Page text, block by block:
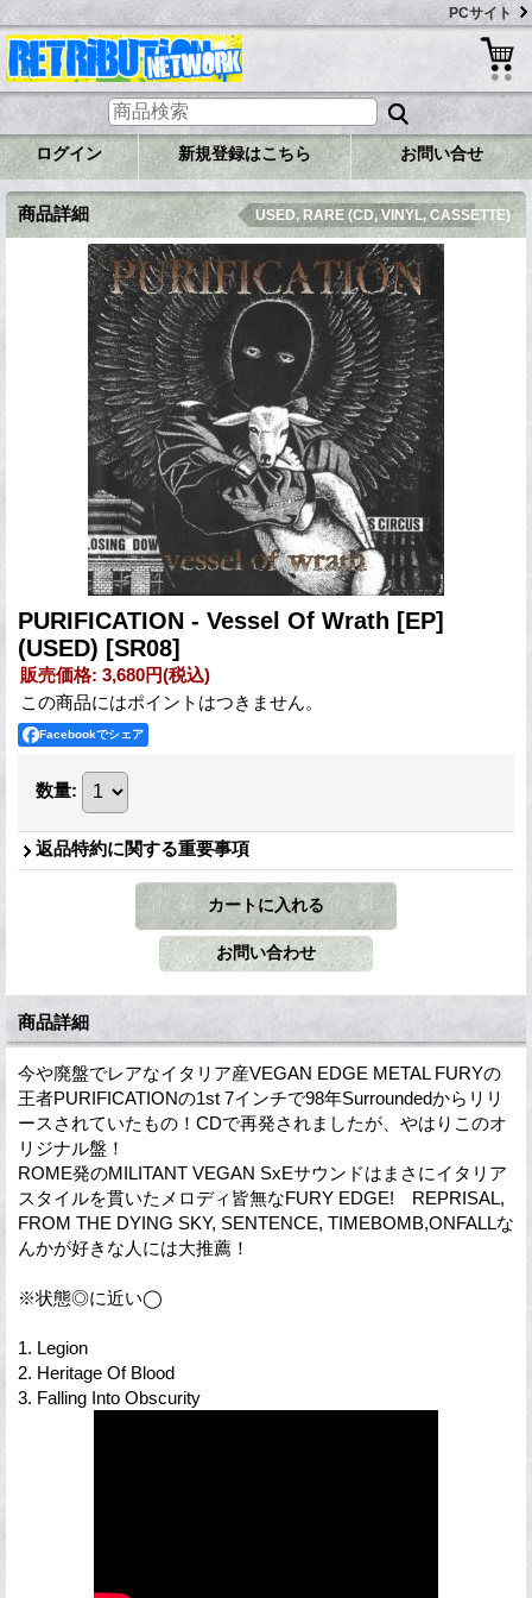
PCサイト
ログイン 新規登録はこちら お問い合せ
商品詳細 USED, RARE (CD, VINYL, CASSETTE)
PURIFICATION - Vessel Of Wrath [EP]
(USED) [SR08]
販売価格: 3,680円(税込)
この商品にはポイントはつきません。
Facebookでシェア
数量:
返品特約に関する重要事項
商品詳細
今や廃盤でレアなイタリア産VEGAN EDGE METAL FURYの
王者PURIFICATIONの1st 7インチで98年Surroundedからリリ
ースされていたもの！CDで再発されましたが、やはりこのオ
リジナル盤！
ROME発のMILITANT VEGAN SxEサウンドはまさにイタリア
スタイルを貫いたメロディ皆無なFURY EDGE! REPRISAL,
FROM THE DYING SKY, SENTENCE, TIMEBOMB,ONFALLな
んかが好きな人には大推薦！
※状態◎に近い◯
1. Legion
2. Heritage Of Blood
3. Falling Into Obscurity